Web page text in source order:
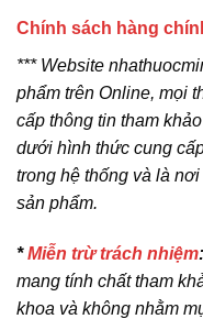
Chính sách hàng
*** Website
phẩm trên Online, mọi
cấp thông tin tham
dưới hình thức cung
trong hệ thống và là
sản phẩm.
*Miễn trừ trách nhiệm:
mang tính chất tham
khoa và không nhằm